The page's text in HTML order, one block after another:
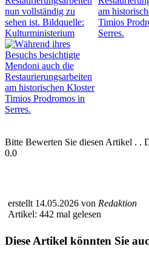
Bitte Bewerten Sie diesen Artikel . .
0.0
erstellt 14.05.2026 von Redaktion
Artikel: 442 mal gelesen
Diese Artikel könnten Sie